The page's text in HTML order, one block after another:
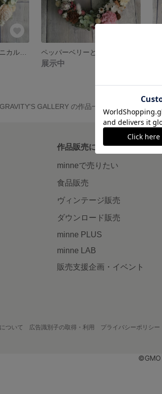
展示中
GALLERY の作品一覧
作品販売について
minneで売りたい
食品販売
ヴィンテージ販売
ダウンロード販売
minne PLUS
minne LAB
販売支援企画・イベント
ついて 広告識別子の取得・利用 プライバシーポリシー
©GMO